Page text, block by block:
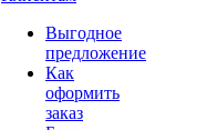
Выгодное
предложение
Как
оформить
заказ